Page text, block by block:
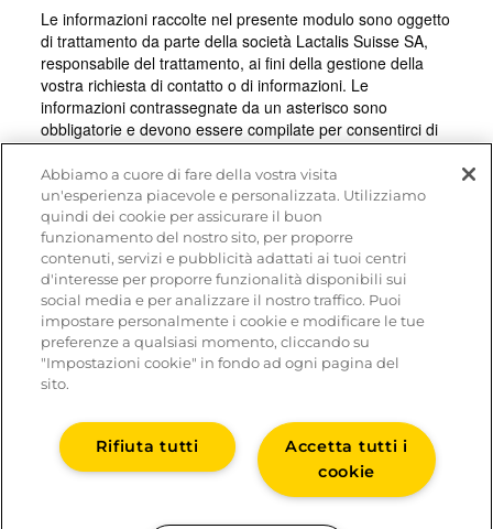
Abbiamo a cuore di fare della vostra visita
un'esperienza piacevole e personalizzata. Utilizziamo
quindi dei cookie per assicurare il buon
funzionamento del nostro sito, per proporre
contenuti, servizi e pubblicità adattati ai tuoi centri
d'interesse per proporre funzionalità disponibili sui
social media e per analizzare il nostro traffico. Puoi
impostare personalmente i cookie e modificare le tue
preferenze a qualsiasi momento, cliccando su
"Impostazioni cookie" in fondo ad ogni pagina del
sito.
Accetta tutti i
cookie
Rifiuta tutti